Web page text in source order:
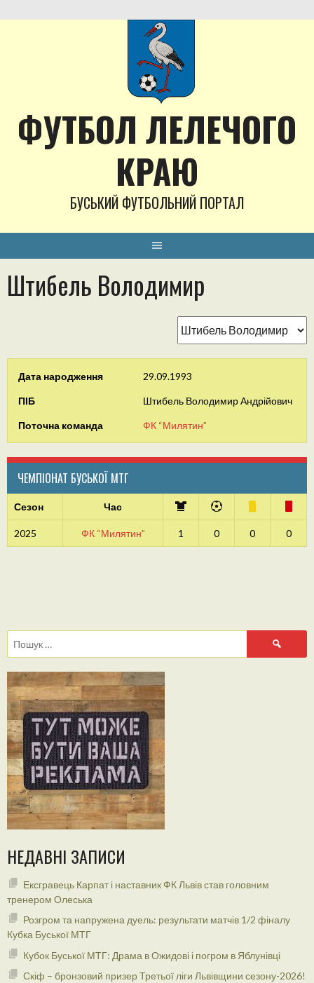
to
ФУТБОЛ ЛЕЛЕЧОГО
КРАЮ
БУСЬКИЙ ФУТБОЛЬНИЙ ПОРТАЛ
Штибель Володимир
Дата народження 29.09.1993
ПІБ Штибель Володимир Андрійович
Поточна команда ФК “Милятин”
ЧЕМПІОНАТ БУСЬКОЇ МТГ
Сезон Час
2025 ФК “Милятин” 1 0 0 0
Пошук:
НЕДАВНІ ЗАПИСИ
Ексгравець Карпат і наставник ФК Львів став головним
тренером Олеська
Розгром та напружена дуель: результати матчів 1/2 фіналу
Кубка Буської МТГ
Кубок Буської МТГ: Драма в Ожидові і погром в Яблунівці
Скіф – бронзовий призер Третьої ліги Львівщини сезону-2026!